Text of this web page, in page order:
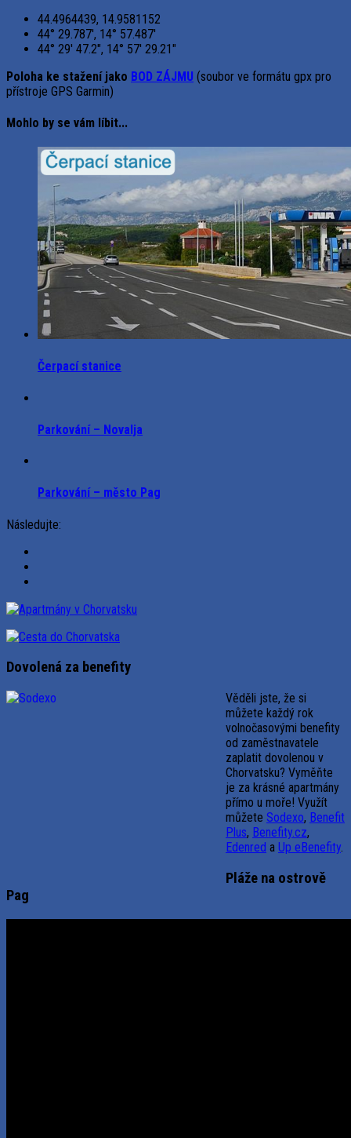
44.4964439, 14.9581152
44° 29.787′, 14° 57.487′
44° 29′ 47.2″, 14° 57′ 29.21″
Poloha ke stažení jako BOD ZÁJMU (soubor ve formátu gpx pro
přístroje GPS Garmin)
Mohlo by se vám líbit...
Čerpací stanice
Parkování – Novalja
Parkování – město Pag
Následujte:
Dovolená za benefity
Věděli jste, že si
můžete každý rok
volnočasovými benefity
od zaměstnavatele
zaplatit dovolenou v
Chorvatsku? Vyměňte
je za krásné apartmány
přímo u moře! Využít
můžete Sodexo, Benefit
Plus, Benefity.cz,
Edenred a Up eBenefity.
Pláže na ostrově
Pag